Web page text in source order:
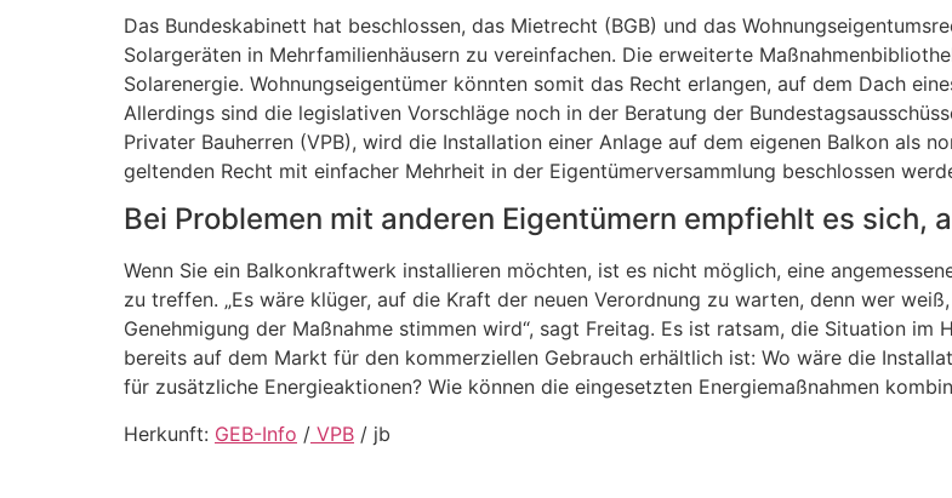
Das Bundeskabinett hat beschlossen, das Mietrecht (BGB) und das
Solargeräten in Mehrfamilienhäusern zu vereinfachen. Die erweiterte
Solarenergie. Wohnungseigentümer könnten somit das Recht erlangen, auf dem Dach
Allerdings sind die legislativen Vorschläge noch in der Beratung der
Privater Bauherren (VPB), wird die Installation einer Anlage auf dem eigenen Balkon als
geltenden Recht mit einfacher Mehrheit in der Eigentümerversammlung beschlossen
Bei Problemen mit anderen Eigentümern empfiehlt es sich,
Wenn Sie ein Balkonkraftwerk installieren möchten, ist es nicht möglich, eine
zu treffen. „Es wäre klüger, auf die Kraft der neuen Verordnung zu warten, denn wer
Genehmigung der Maßnahme stimmen wird“, sagt Freitag. Es ist ratsam, die Situation
bereits auf dem Markt für den kommerziellen Gebrauch erhältlich ist: Wo wäre die
für zusätzliche Energieaktionen? Wie können die eingesetzten Energiemaßnahmen
Herkunft: GEB-Info / VPB / jb